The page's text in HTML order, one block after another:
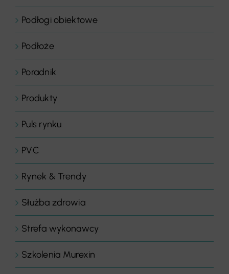
Podłogi obiektowe
Podłoże
Poradnik
Produkty
Puls rynku
PVC
Rynek & Trendy
Służba zdrowia
Strefa wykonawcy
Szkolenia Murexin